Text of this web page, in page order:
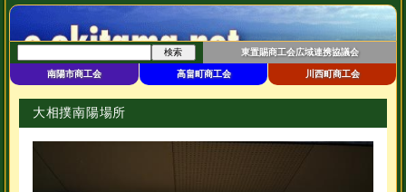
南陽市商工会 高畠町商工会 川西町商工会
東置賜商工会広域連携協議会
大相撲南陽場所